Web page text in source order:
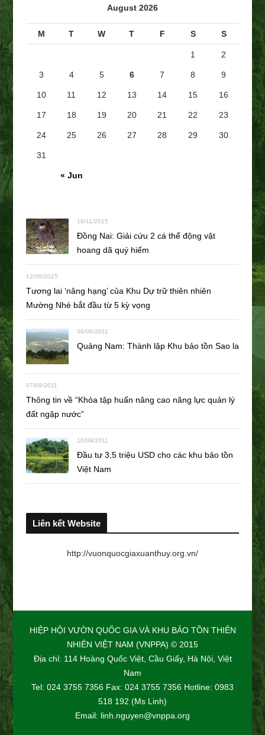
f
August 2026
M T W T F S S
« Jun
1 2
3 4 5 6 7 8 9
10 11 12 13 14 15 16
17 18 19 20 21 22 23
24 25 26 27 28 29 30
31
19/11/2015
Đồng Nai: Giải cứu 2 cá thể động vật
hoang dã quý hiếm
12/06/2025
Tương lai ‘nâng hạng’ của Khu Dự trữ thiên nhiên
Mường Nhé bắt đầu từ 5 kỳ vọng
06/06/2011
Quảng Nam: Thành lập Khu bảo tồn Sao la
07/09/2011
Thông tin về “Khóa tập huấn nâng cao năng lực quản lý
đất ngập nước”
16/09/2011
Đầu tư 3,5 triệu USD cho các khu bảo tồn
Việt Nam
Liên kết Website
http://vuonquocgiaxuanthuy.org.vn/
HIỆP HỘI VƯỜN QUỐC GIA VÀ KHU BẢO TỒN THIÊN
NHIÊN VIỆT NAM (VNPPA) © 2015
Địa chỉ: 114 Hoàng Quốc Việt, Cầu Giấy, Hà Nội, Việt
Nam
Tel: 024 3755 7356 Fax: 024 3755 7356 Hotline: 0983
518 192 (Ms Linh)
Email: linh.nguyen@vnppa.org